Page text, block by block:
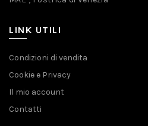
LINK UTILI
Condizioni di vendita
Cookie e Privacy
Il mio account
Contatti